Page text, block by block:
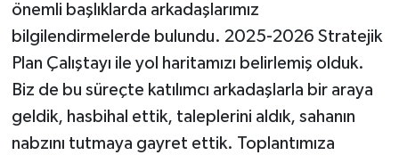
önemli başlıklarda arkadaşlarımız
bilgilendirmelerde bulundu. 2025-2026 Stratejik
Plan Çalıştayı ile yol haritamızı belirlemiş olduk.
Biz de bu süreçte katılımcı arkadaşlarla bir araya
geldik, hasbihal ettik, taleplerini aldık, sahanın
nabzını tutmaya gayret ettik. Toplantımıza